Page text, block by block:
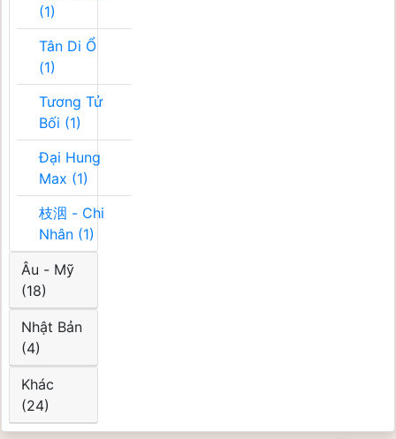
(1)
Tân Di Ổ
(1)
Tương Tử
Bối (1)
Đại Hung
Max (1)
枝洇 - Chi
Nhân (1)
Âu - Mỹ
(18)
Nhật Bản
(4)
Khác
(24)